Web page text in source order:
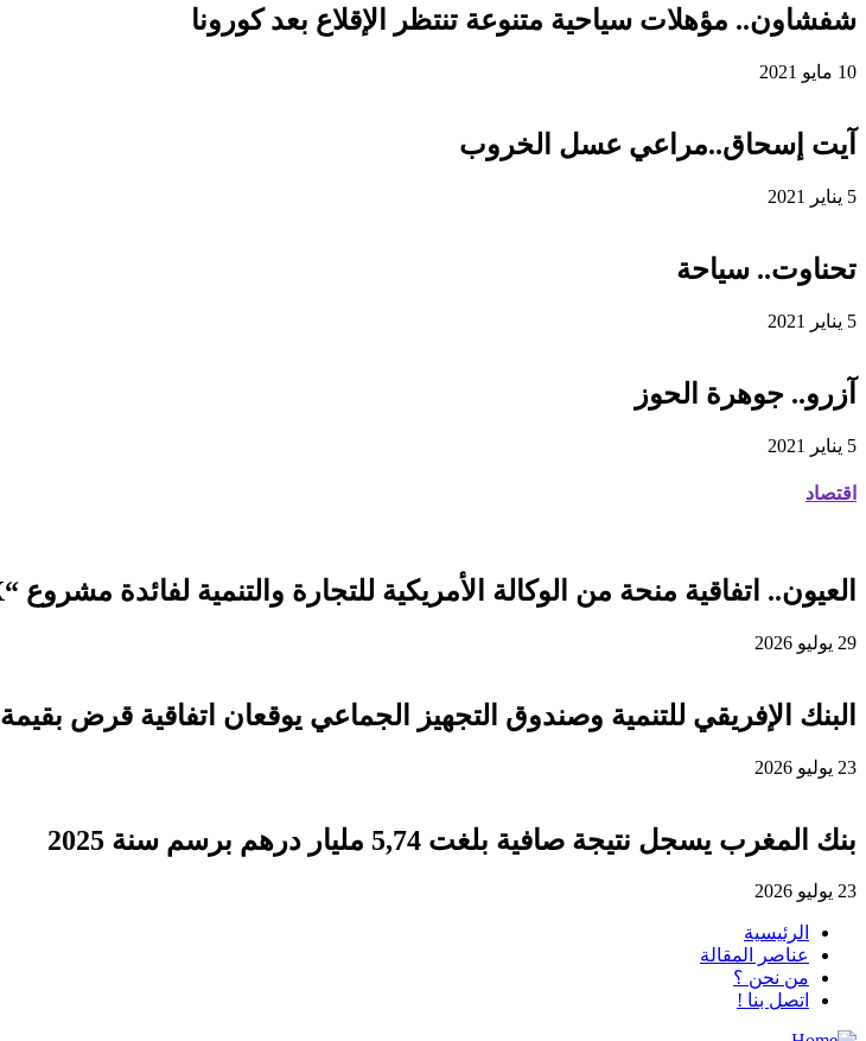
شفشاون.. مؤهلات سياحية متنوعة تنتظر الإقلاع بعد كورونا
10 مايو 2021
آيت إسحاق..مراعي عسل الخروب
5 يناير 2021
تحناوت.. سياحة
5 يناير 2021
آزرو.. جوهرة الحوز
5 يناير 2021
اقتصاد
العيون.. اتفاقية منحة من الوكالة الأمريكية للتجارة والتنمية لفائدة مشروع “ORNX” بغية إنتاج الأمونيا الخضراء
29 يوليو 2026
البنك الإفريقي للتنمية وصندوق التجهيز الجماعي يوقعان اتفاقية قرض بقيمة 150 مليون يورو لدعم التنمية الترابية
23 يوليو 2026
بنك المغرب يسجل نتيجة صافية بلغت 5,74 مليار درهم برسم سنة 2025
23 يوليو 2026
الرئيسية
عناصر المقالة
من نحن ؟
اتصل بنا !